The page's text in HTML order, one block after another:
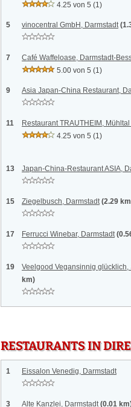
4.25 von 5 (1)
5 vinocentral GmbH, Darmstadt
7
Café Waffeloase, Darmstadt-
5.00 von 5 (1)
9 Asia Japan-China Restaurant,
11
Restaurant TRAUTHEIM, Mühltal
4.25 von 5 (1)
13 Japan-China-Restaurant ASIA,
15 Ziegelbusch, Darmstadt (2.29
17 Ferrucci Winebar, Darmstadt
19
Veelgood Vegansinnig
km)
RESTAURANTS IN
1 Eissalon Venedig, Darmstadt
3 Alte Kanzlei, Darmstadt (0.01